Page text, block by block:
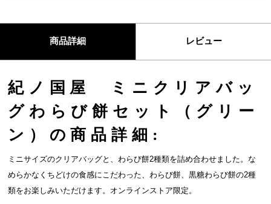
商品詳細 レビュー
紀ノ国屋 ミニクリアバッ
グわらび餅セット（グリー
ン）の商品詳細:
ミニサイズのクリアバッグと、わらび餅2種類を詰め合わせました。な
めらかなくちどけの食感にこだわった、わらび餅、黒糖わらび餅の2種
類をお楽しみいただけます。オンラインストア限定。